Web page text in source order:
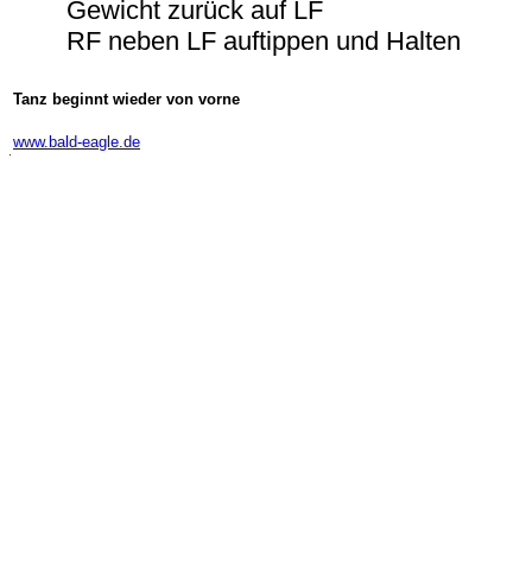
Gewicht zurück auf LF
RF neben LF auftippen und Halten
Tanz beginnt wieder von vorne
www.bald-eagle.de